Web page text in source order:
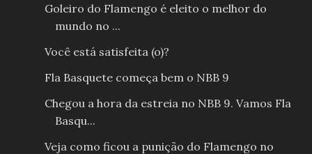
Goleiro do Flamengo é eleito o melhor do
mundo no ...
Você está satisfeita (o)?
Fla Basquete começa bem o NBB 9
Chegou a hora da estreia no NBB 9. Vamos Fla
Basqu...
Veja como ficou a punição do Flamengo no